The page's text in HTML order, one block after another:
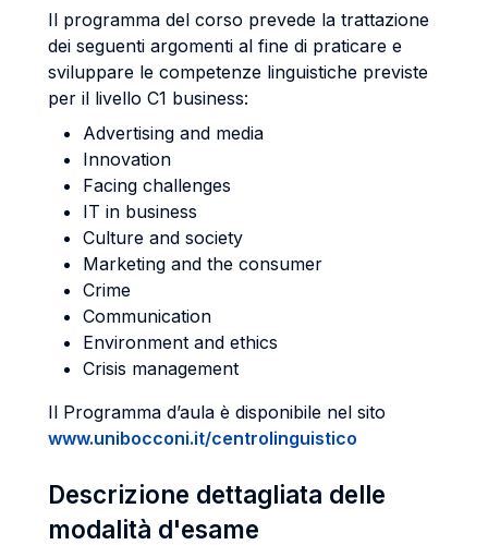
Il programma del corso prevede la trattazione
dei seguenti argomenti al fine di praticare e
sviluppare le competenze linguistiche previste
per il livello C1 business:
Advertising and media
Innovation
Facing challenges
IT in business
Culture and society
Marketing and the consumer
Crime
Communication
Environment and ethics
Crisis management
Il Programma d’aula è disponibile nel sito
www.unibocconi.it/centrolinguistico
Descrizione dettagliata delle
modalità d'esame